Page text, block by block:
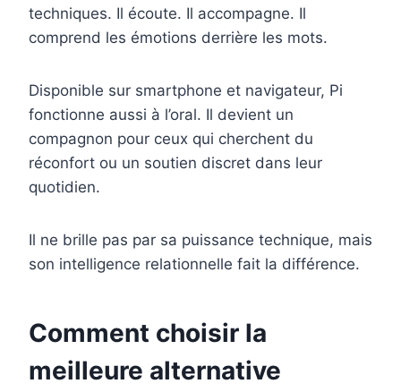
techniques. Il écoute. Il accompagne. Il
comprend les émotions derrière les mots.
Disponible sur smartphone et navigateur, Pi
fonctionne aussi à l’oral. Il devient un
compagnon pour ceux qui cherchent du
réconfort ou un soutien discret dans leur
quotidien.
Il ne brille pas par sa puissance technique, mais
son intelligence relationnelle fait la différence.
Comment choisir la
meilleure alternative